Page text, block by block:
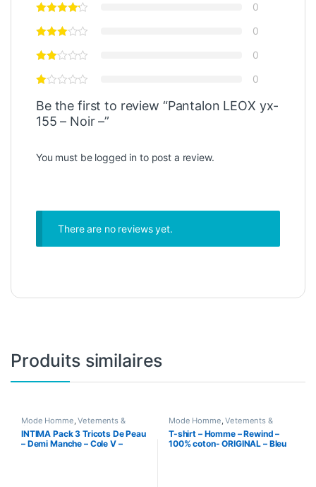
0
0
0
0
Be the first to review “Pantalon LEOX yx-
155 – Noir –”
You must be logged in to post a review.
There are no reviews yet.
Produits similaires
Mode Homme,Vetements &
Chaussures ,Vetements Homme
INTIMA Pack 3 Tricots De Peau
– Demi Manche – Cole V –
Mode Homme,Vetements &
Chaussures Vetements Homme
T-shirt – Homme – Rewind –
100% coton- ORIGINAL – Bleu